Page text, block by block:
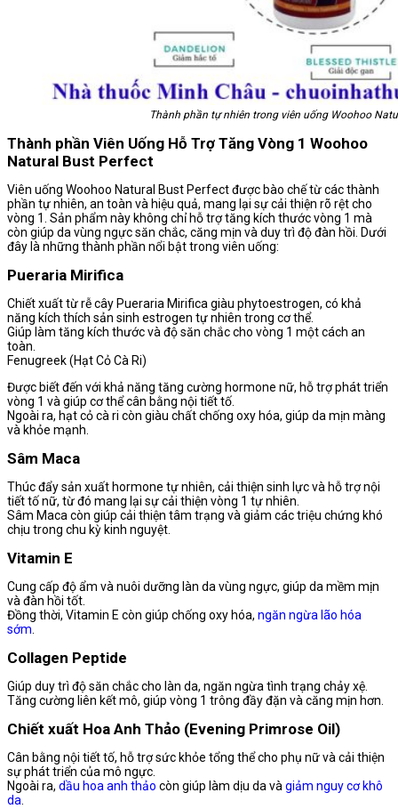
Thành phần tự nhiên trong viên uống Woohoo
Thành phần Viên Uống Hỗ Trợ Tăng Vòng 1 Woohoo
Natural Bust Perfect
Viên uống Woohoo Natural Bust Perfect được bào chế từ các thành
phần tự nhiên, an toàn và hiệu quả, mang lại sự cải thiện rõ rệt cho
vòng 1. Sản phẩm này không chỉ hỗ trợ tăng kích thước vòng 1 mà
còn giúp da vùng ngực săn chắc, căng mịn và duy trì độ đàn hồi. Dưới
đây là những thành phần nổi bật trong viên uống:
Pueraria Mirifica
Chiết xuất từ rễ cây Pueraria Mirifica giàu phytoestrogen, có khả
năng kích thích sản sinh estrogen tự nhiên trong cơ thể.
Giúp làm tăng kích thước và độ săn chắc cho vòng 1 một cách an
toàn.
Fenugreek (Hạt Cỏ Cà Ri)
Được biết đến với khả năng tăng cường hormone nữ, hỗ trợ phát triển
vòng 1 và giúp cơ thể cân bằng nội tiết tố.
Ngoài ra, hạt cỏ cà ri còn giàu chất chống oxy hóa, giúp da mịn màng
và khỏe mạnh.
Sâm Maca
Thúc đẩy sản xuất hormone tự nhiên, cải thiện sinh lực và hỗ trợ nội
tiết tố nữ, từ đó mang lại sự cải thiện vòng 1 tự nhiên.
Sâm Maca còn giúp cải thiện tâm trạng và giảm các triệu chứng khó
chịu trong chu kỳ kinh nguyệt.
Vitamin E
Cung cấp độ ẩm và nuôi dưỡng làn da vùng ngực, giúp da mềm mịn
và đàn hồi tốt.
Đồng thời, Vitamin E còn giúp chống oxy hóa, ngăn ngừa lão hóa
sớm.
Collagen Peptide
Giúp duy trì độ săn chắc cho làn da, ngăn ngừa tình trạng chảy xệ.
Tăng cường liên kết mô, giúp vòng 1 trông đầy đặn và căng mịn hơn.
Chiết xuất Hoa Anh Thảo (Evening Primrose Oil)
Cân bằng nội tiết tố, hỗ trợ sức khỏe tổng thể cho phụ nữ và cải thiện
sự phát triển của mô ngực.
Ngoài ra, dầu hoa anh thảo còn giúp làm dịu da vàgiảm nguy cơ khô
da.